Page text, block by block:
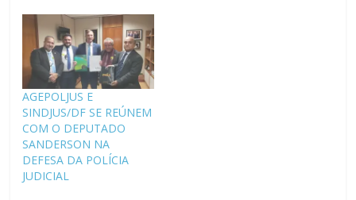
AGEPOLJUS E
SINDJUS/DF SE REÚNEM
COM O DEPUTADO
SANDERSON NA
DEFESA DA POLÍCIA
JUDICIAL